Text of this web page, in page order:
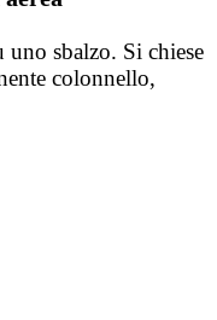
sbalzo. Si chiese
colonnello,